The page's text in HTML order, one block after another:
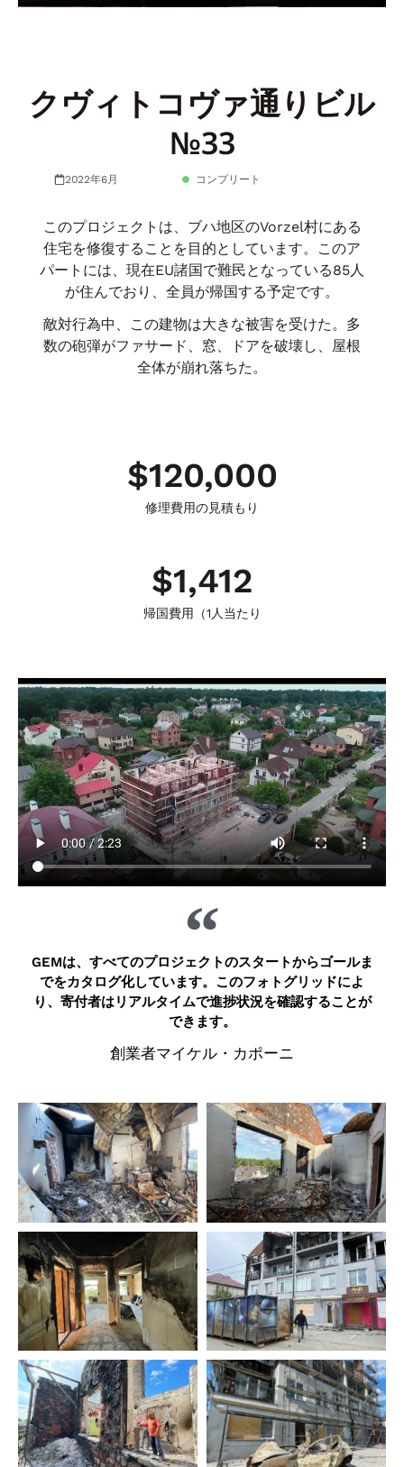
クヴィトコヴァ通りビル
№33
2022年6月 コンプリート
このプロジェクトは、ブハ地区のVorzel村にある
住宅を修復することを目的としています。このア
パートには、現在EU諸国で難民となっている85人
が住んでおり、全員が帰国する予定です。
敵対行為中、この建物は大きな被害を受けた。多
数の砲弾がファサード、窓、ドアを破壊し、屋根
全体が崩れ落ちた。
修理費用の見積もり
$120,000
帰国費用（1人当たり
$1,412
GEMは、すべてのプロジェクトのスタートからゴールま
でをカタログ化しています。このフォトグリッドによ
り、寄付者はリアルタイムで進捗状況を確認することが
できます。
創業者マイケル・カポーニ